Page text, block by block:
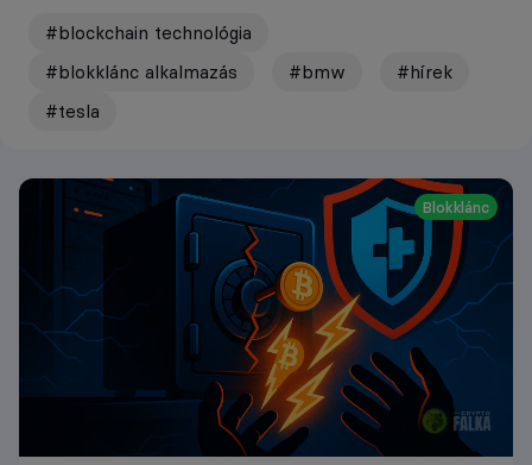
#blockchain technológia
#blokklánc alkalmazás
#bmw
#hírek
#tesla
Blokklánc